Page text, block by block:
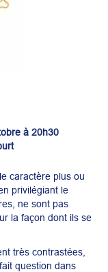
à 20h30
caractère plus ou
privilégiant le
ne sont pas
la façon dont ils se
très contrastées,
question dans